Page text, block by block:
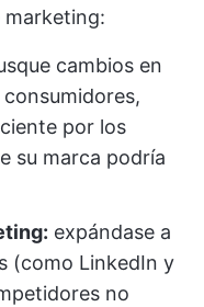
marketing:
cambios en
por los
su marca podría
expándase a
(como LinkedIn y
no